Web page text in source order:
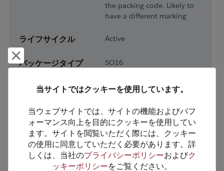
the packing code. Likely to
have a different marking
ライフサイクル Active
パッケージタイプ SO16
RoHS対応 Yes
鉛フリー Yes
梱包形態 Tape & Reel
梱包数 2500
製品カテゴリー Logic
当サイトではクッキーを使用しています。
当ウェブサイトでは、サイトの機能およびパフ
ォーマンス向上を目的にクッキーを使用してい
ます。サイトを閲覧いただく際には、クッキー
の使用に同意していただく必要があります。詳
しくは、当社のプライバシーポリシーおよびク
ッキーポリシーをご覧ください。